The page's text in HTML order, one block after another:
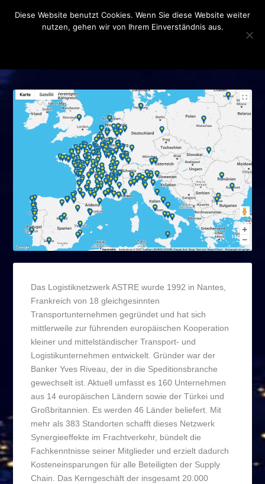
SCHLAGWORT:DRESDEN
Das Logistiknetzwerk ASTRE wurde 1992 in Nantes,
Frankreich von 18 gleichgesinnten
Transportunternehmen gegründet und hat sich
mittlerweile zur führenden europäischen Kooperation
kleiner und mittelständischer Transport- und
Logistikunternehmen entwickelt. Gründer war der
Banker Yves Riveau, der in die Speditionsbranche
gewechselt ist. Aktuell umfasst es 160 Unternehmen
aus 14 europäischen Ländern sowie der Türkei und
Großbritannien. Es werden 46 Länder beliefert. Mit
mehr als 383 Standorten schafft dieses Netzwerk
Synergieeffekte im Frachtverkehr, bündelt die
Fachkenntnisse seiner Mitglieder und erzielt dadurch
Kosteneinsparungen für alle Beteiligten der Supply
Chain. Das Kerngeschäft der insgesamt 20.000
Diese Website benutzt Cookies. Wenn Sie diese Website weiter
nutzen, gehen wir von Ihrem Einverständnis aus.